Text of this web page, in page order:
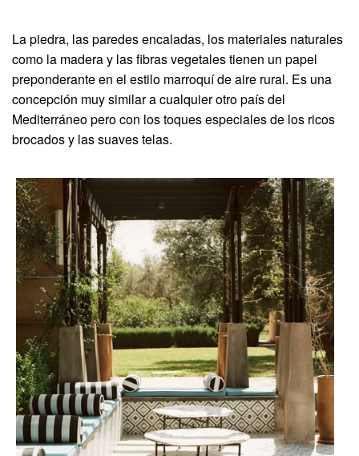
La piedra, las paredes encaladas, los materiales naturales
como la madera y las fibras vegetales tienen un papel
preponderante en el estilo marroquí de aire rural. Es una
concepción muy similar a cualquier otro país del
Mediterráneo pero con los toques especiales de los ricos
brocados y las suaves telas.